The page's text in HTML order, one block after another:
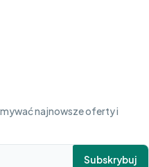
najnowsze oferty i
Subskrybuj